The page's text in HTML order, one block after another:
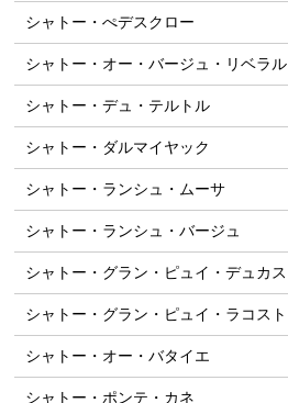
シャトー・ぺデスクロー
シャトー・オー・バージュ・リベラル
シャトー・デュ・テルトル
シャトー・ダルマイヤック
シャトー・ランシュ・ムーサ
シャトー・ランシュ・バージュ
シャトー・グラン・ピュイ・デュカス
シャトー・グラン・ピュイ・ラコスト
シャトー・オー・バタイエ
シャトー・ポンテ・カネ